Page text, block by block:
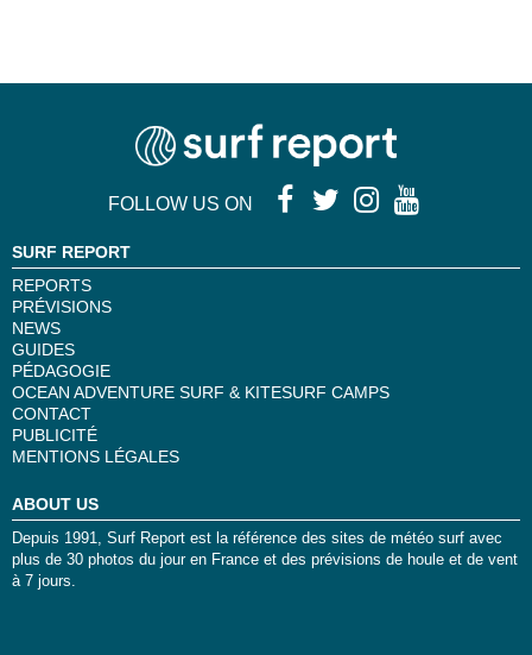
FOLLOW US ON
SURF REPORT
REPORTS
PRÉVISIONS
NEWS
GUIDES
PÉDAGOGIE
OCEAN ADVENTURE SURF & KITESURF CAMPS
CONTACT
PUBLICITÉ
MENTIONS LÉGALES
ABOUT US
Depuis 1991, Surf Report est la référence des sites de météo surf avec
plus de 30 photos du jour en France et des prévisions de houle et de vent
à 7 jours.